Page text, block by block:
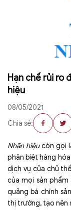
Hạn chế rủi ro
hiệu
08/05/2021
Chia sẻ:
Nhãn hiệucòn gọi
phân biệt hàng
dịch vụ của chủ
của mọi sản
quảng bá chính
thị trường, tạo nên